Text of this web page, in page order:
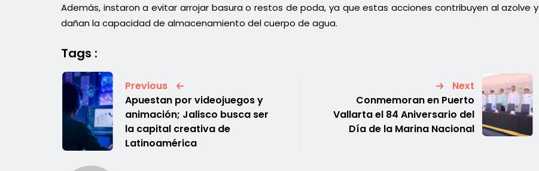
Además, instaron a evitar arrojar basura o restos de poda, ya que estas acciones contribuyen al azolve y
dañan la capacidad de almacenamiento del cuerpo de agua.
Tags :
Previous
Apuestan por videojuegos y
animación; Jalisco busca ser
la capital creativa de
Latinoamérica
Next
Conmemoran en Puerto
Vallarta el 84 Aniversario del
Día de la Marina Nacional